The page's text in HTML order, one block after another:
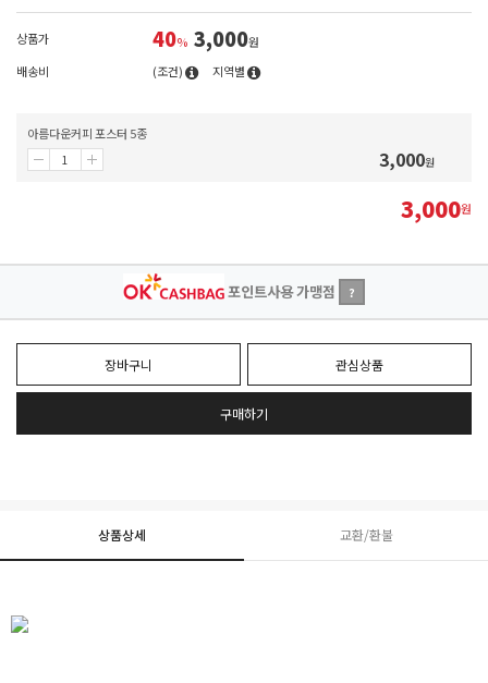
상품가 40% 3,000원
배송비
(조건) 지역별
아름다운커피 포스터 5종
3,000원
3,000원
포인트사용 가맹점 ?
장바구니 관심상품
구매하기
상품상세 교환/환불